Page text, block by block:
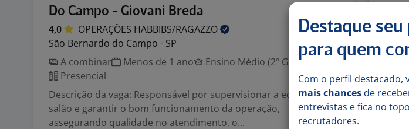
Do Campo - Giovani Breda
4,0 OPERAÇÕES HABBIBS/RAGAZZO
São Bernardo do Campo - SP
A combinar
Menos de 1 ano
Ensino Médio (2º Grau)
Presencial
Descrição da vaga: Responsável por supervisionar a equipe de
salão e garantir o bom funcionamento da operação,
assegurando qualidade no atendimento, o...
Destaque
para quem
Com o perfil destacado,
mais chances de
entrevistas e fica no
recrutadores.